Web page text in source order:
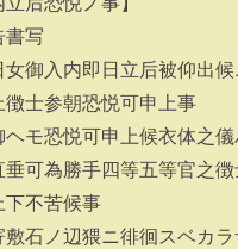
書写
女御入内即日立后被仰出
徴士参朝恐悦可申上事
ヘモ恐悦可申上候衣体之
垂可為勝手四等五等官之
下不苦候事
石ノ辺猥ニ徘徊スベカラ